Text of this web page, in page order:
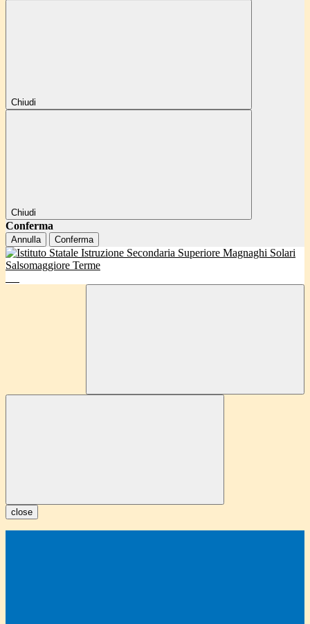
Chiudi
Chiudi
Conferma
Annulla Conferma
close